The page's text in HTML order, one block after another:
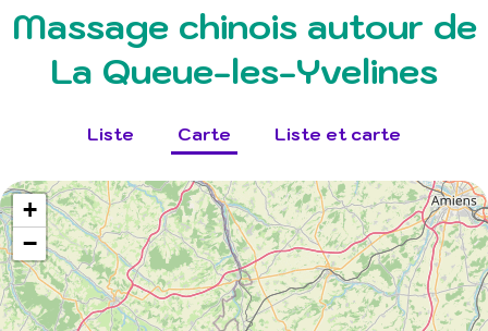
Massage chinois autour de
La Queue-les-Yvelines
Liste Carte Liste et carte
+
−